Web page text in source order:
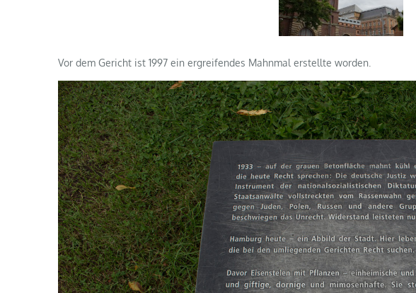
Vor dem Gericht ist 1997 ein ergreifendes Mahnmal erstellte worden.